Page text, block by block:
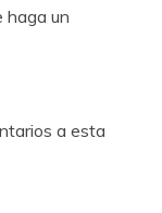
haga un
a esta